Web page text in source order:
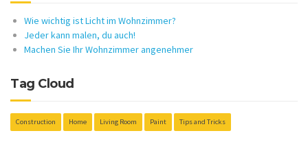
Wie wichtig ist Licht im Wohnzimmer?
Jeder kann malen, du auch!
Machen Sie Ihr Wohnzimmer angenehmer
Tag Cloud
Construction Home Living Room Paint Tips and Tricks